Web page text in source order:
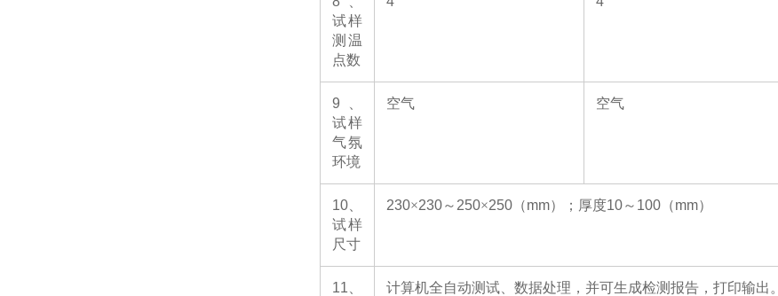
试样
测温
点数
9
试样
气氛
环境
空气 空气
10
试样
尺寸
230×230～ 250×250 （mm）；厚度10～ 100 （mm）
11 计算机全自动测试、数据处理，并可生成检测报告，打印输出。